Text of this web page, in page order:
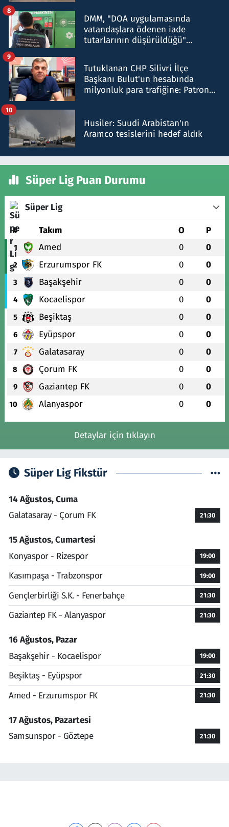
DMM, "DOA uygulamasında
vatandaşlara ödenen iade
tutarlarının düşürüldüğü"
8
Tutuklanan CHP Silivri İlçe
Başkanı Bulut'un hesabında
milyonluk para trafiğine: Patron
9
Husiler: Suudi Arabistan'ın
Aramco tesislerini hedef aldık
10
Süper Lig Puan Durumu
Süper Lig
# Takım O P
1 Amed 0 0
2 Erzurumspor FK 0 0
3 Başakşehir 0 0
4 Kocaelispor 0 0
5 Beşiktaş 0 0
6 Eyüpspor 0 0
7 Galatasaray 0 0
8 Çorum FK 0 0
9 Gaziantep FK 0 0
10 Alanyaspor 0 0
Detaylar için tıklayın
Süper Lig Fikstür
14 Ağustos, Cuma
Galatasaray - Çorum FK
21:30
15 Ağustos, Cumartesi
Konyaspor - Rizespor
19:00
Kasımpaşa - Trabzonspor 19:00
Gençlerbirliği S.K. - Fenerbahçe 21:30
Gaziantep FK - Alanyaspor 21:30
16 Ağustos, Pazar
Başakşehir - Kocaelispor
19:00
Beşiktaş - Eyüpspor 21:30
Amed - Erzurumspor FK 21:30
17 Ağustos, Pazartesi
Samsunspor - Göztepe
21:30